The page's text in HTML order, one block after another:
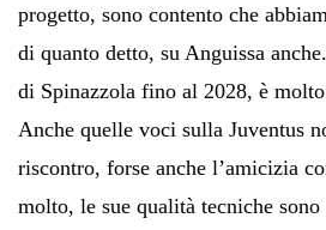
progetto, sono contento che
di quanto detto, su Anguissa
di Spinazzola fino al 2028, è
Anche quelle voci sulla Juventus
riscontro, forse anche l’amicizia
molto, le sue qualità tecniche sono